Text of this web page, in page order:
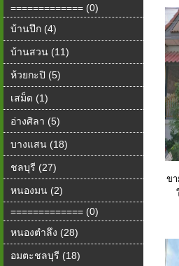
============= (0)
บ้านปึก (4)
บ้านสวน (11)
ห้วยกะปิ (5)
เสม็ด (1)
อ่างศิลา (5)
บางแสน (18)
ชลบุรี (27)
หนองมน (2)
============= (0)
หนองตำลึง (28)
อมตะชลบุรี (18)
ข